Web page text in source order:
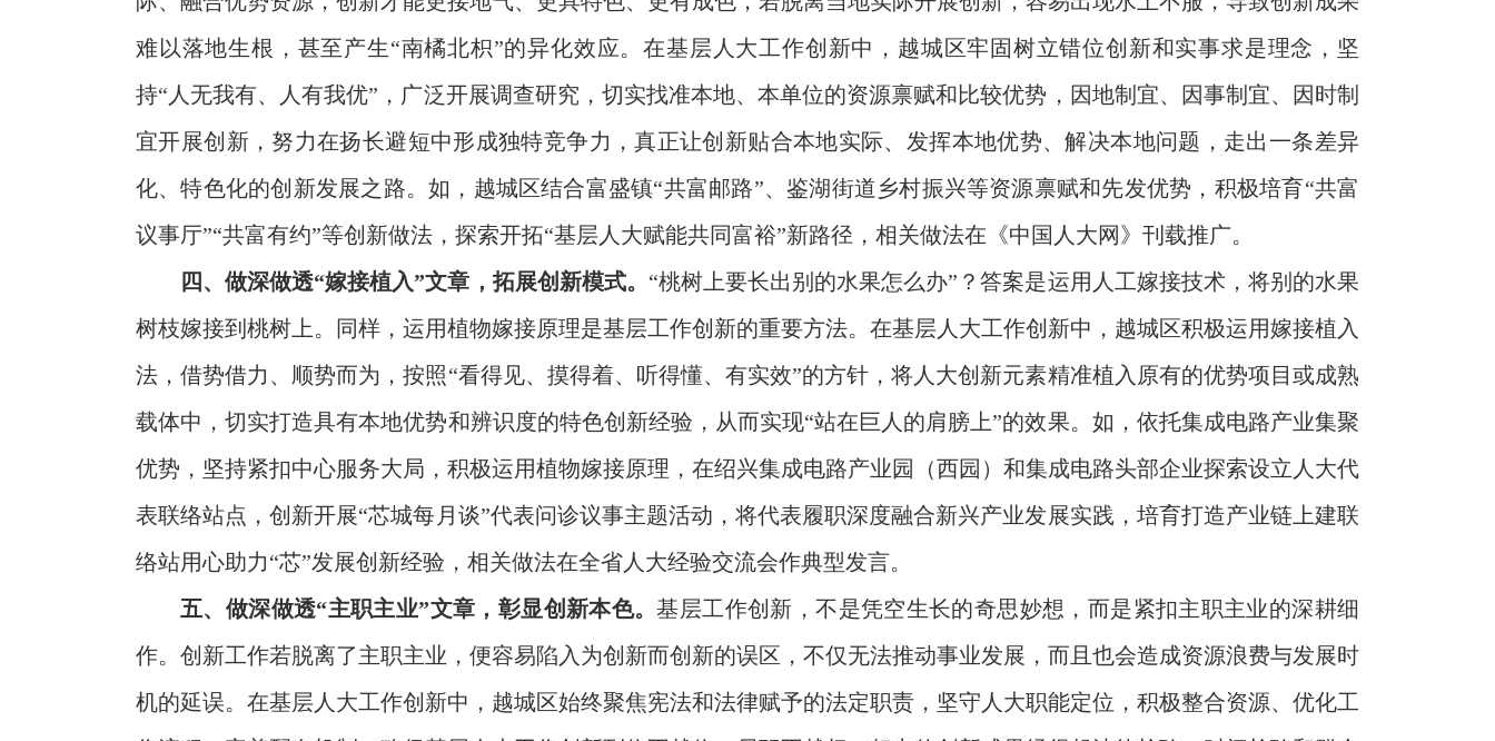
难以落地生根，甚至产生“南橘北枳”的异化效应。在基层人大工作创新中，越城区牢固树立错位创新和实事求是理念，坚
持“人无我有、人有我优”，广泛开展调查研究，切实找准本地、本单位的资源禀赋和比较优势，因地制宜、因事制宜、因时制
宜开展创新，努力在扬长避短中形成独特竞争力，真正让创新贴合本地实际、发挥本地优势、解决本地问题，走出一条差异
化、特色化的创新发展之路。如，越城区结合富盛镇“共富邮路”、鉴湖街道乡村振兴等资源禀赋和先发优势，积极培育“共富
议事厅”“共富有约”等创新做法，探索开拓“基层人大赋能共同富裕”新路径，相关做法在《中国人大网》刊载推广。
四、做深做透“嫁接植入”文章，拓展创新模式。 “桃树上要长出别的水果怎么办”？答案是运用人工嫁接技术，将别的水果
树枝嫁接到桃树上。同样，运用植物嫁接原理是基层工作创新的重要方法。在基层人大工作创新中，越城区积极运用嫁接植入
法，借势借力、顺势而为，按照“看得见、摸得着、听得懂、有实效”的方针，将人大创新元素精准植入原有的优势项目或成熟
载体中，切实打造具有本地优势和辨识度的特色创新经验，从而实现“站在巨人的肩膀上”的效果。如，依托集成电路产业集聚
优势，坚持紧扣中心服务大局，积极运用植物嫁接原理，在绍兴集成电路产业园（西园）和集成电路头部企业探索设立人大代
表联络站点，创新开展“芯城每月谈”代表问诊议事主题活动，将代表履职深度融合新兴产业发展实践，培育打造产业链上建联
络站用心助力“芯”发展创新经验，相关做法在全省人大经验交流会作典型发言。
五、做深做透“主职主业”文章，彰显创新本色。基层工作创新，不是凭空生长的奇思妙想，而是紧扣主职主业的深耕细
作。创新工作若脱离了主职主业，便容易陷入为创新而创新的误区，不仅无法推动事业发展，而且也会造成资源浪费与发展时
机的延误。在基层人大工作创新中，越城区始终聚焦宪法和法律赋予的法定职责，坚守人大职能定位，积极整合资源、优化工